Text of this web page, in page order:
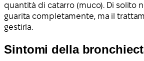
quantità di catarro (muco). Di solito
guarita completamente, ma il
gestirla.
Sintomi della